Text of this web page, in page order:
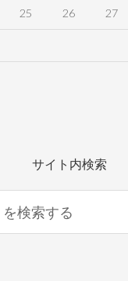
25 26 27
サイト内検索